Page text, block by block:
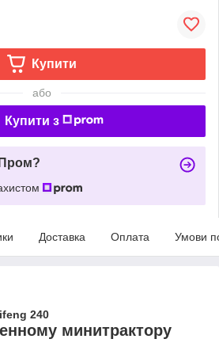
Купити
або
Купити з
Доставка Оплата Умови
240
минитрактору